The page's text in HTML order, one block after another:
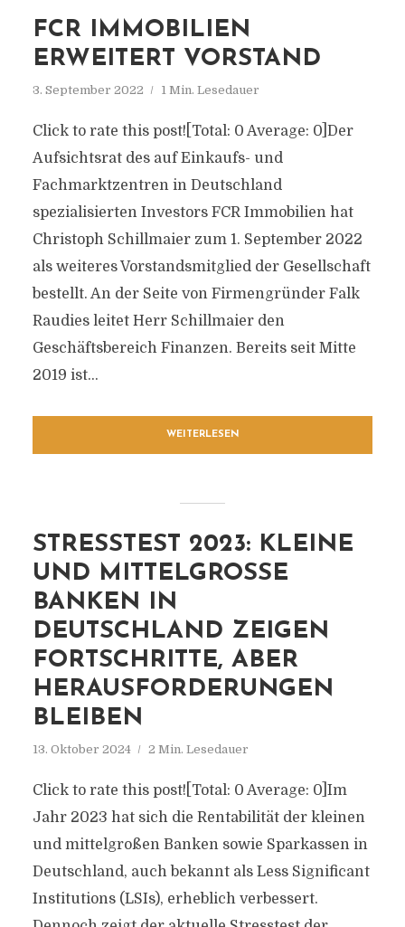
FCR IMMOBILIEN
ERWEITERT VORSTAND
3. September 2022 1 Min. Lesedauer
Click to rate this post![Total: 0 Average: 0]Der
Aufsichtsrat des auf Einkaufs- und
Fachmarktzentren in Deutschland
spezialisierten Investors FCR Immobilien hat
Christoph Schillmaier zum 1. September 2022
als weiteres Vorstandsmitglied der Gesellschaft
bestellt. An der Seite von Firmengründer Falk
Raudies leitet Herr Schillmaier den
Geschäftsbereich Finanzen. Bereits seit Mitte
2019 ist...
WEITERLESEN
STRESSTEST 2023: KLEINE
UND MITTELGROSSE B
ANKEN IN D
EUTSCHLAND ZEIGEN F
ORTSCHRITTE, ABER H
ERAUSFORDERUNGEN B
LEIBEN
13. Oktober 2024 2 Min. Lesedauer
Click to rate this post![Total: 0 Average: 0]Im
Jahr 2023 hat sich die Rentabilität der kleinen
und mittelgroßen Banken sowie Sparkassen in
Deutschland, auch bekannt als Less Significant
Institutions (LSIs), erheblich verbessert.